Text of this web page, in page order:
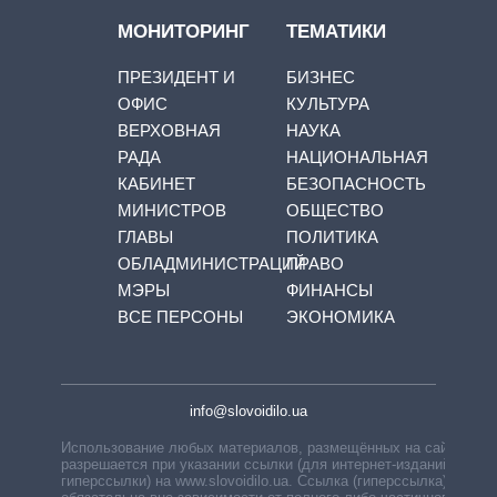
МОНИТОРИНГ
ПРЕЗИДЕНТ И
ОФИС
ВЕРХОВНАЯ
РАДА
КАБИНЕТ
МИНИСТРОВ
ГЛАВЫ
ОБЛАДМИНИСТРАЦИЙ
МЭРЫ
ВСЕ ПЕРСОНЫ
ТЕМАТИКИ
БИЗНЕС
КУЛЬТУРА
НАУКА
НАЦИОНАЛЬНАЯ
БЕЗОПАСНОСТЬ
ОБЩЕСТВО
ПОЛИТИКА
ПРАВО
ФИНАНСЫ
ЭКОНОМИКА
info@slovoidilo.ua
Использование любых материалов, размещённых на сайте,
разрешается при указании ссылки (для интернет-изданий —
гиперссылки) на www.slovoidilo.ua. Ссылка (гиперссылка)